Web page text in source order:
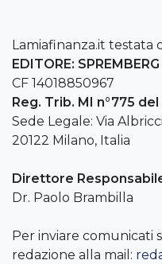
Lamiafinanza.it testata
EDITORE:
CF 14018850967
Reg. Trib. MI n°775 del
Sede Legale: Via
20122 Milano, Italia
Direttore
Dr. Paolo Brambilla
Per inviare comunicati
redazione alla mail: